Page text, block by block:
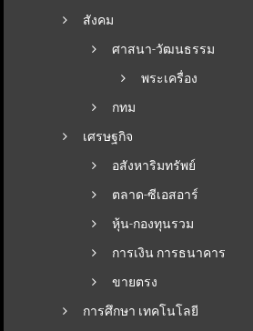
สังคม
ศาสนา-วัฒนธรรม
พระเครื่อง
กทม
เศรษฐกิจ
อสังหาริมทรัพย์
ตลาด-ซีเอสอาร์
หุ้น-กองทุนรวม
การเงิน การธนาคาร
ขายตรง
การศึกษา เทคโนโลยี